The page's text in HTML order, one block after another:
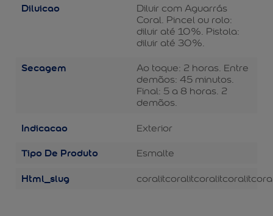
Diluicao
Diluir com Aguarrás
Coral. Pincel ou rolo:
diluir até 10%. Pistola:
diluir até 30%.
Secagem
Ao toque: 2 horas. Entre
demãos: 45 minutos.
Final: 5 a 8 horas. 2
demãos.
Indicacao Exterior
Tipo De Produto Esmalte
Html_slug coralitcoralitcoralitcoralit